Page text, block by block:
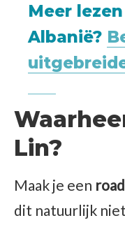
Meer
Albanië?
Lin?
Maak je een
dit natuurlijk